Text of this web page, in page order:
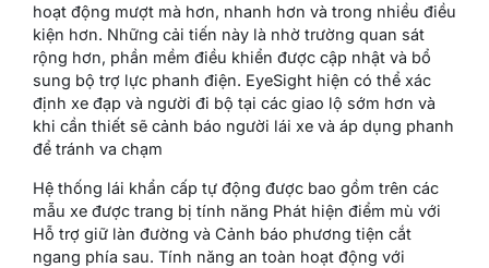
hoạt động mượt mà hơn, nhanh hơn và trong nhiều điều
kiện hơn. Những cải tiến này là nhờ trường quan sát
rộng hơn, phần mềm điều khiển được cập nhật và bổ
sung bộ trợ lực phanh điện. EyeSight hiện có thể xác
định xe đạp và người đi bộ tại các giao lộ sớm hơn và
khi cần thiết sẽ cảnh báo người lái xe và áp dụng phanh
để tránh va chạm
Hệ thống lái khẩn cấp tự động được bao gồm trên các
mẫu xe được trang bị tính năng Phát hiện điểm mù với
Hỗ trợ giữ làn đường và Cảnh báo phương tiện cắt
ngang phía sau. Tính năng an toàn hoạt động với